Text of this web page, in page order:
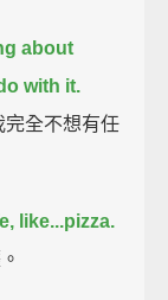
about
with it.
完全不想有任
like...pizza.